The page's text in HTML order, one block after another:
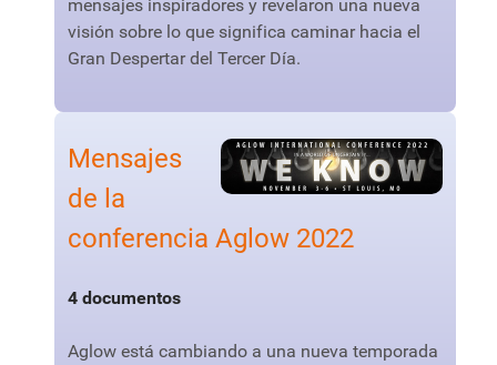
mensajes inspiradores y revelaron una nueva
visión sobre lo que significa caminar hacia el
Gran Despertar del Tercer Día.
Mensajes
de la
conferencia Aglow 2022
4 documentos
Aglow está cambiando a una nueva temporada